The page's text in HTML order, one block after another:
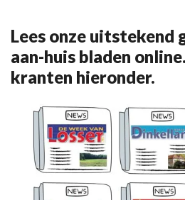
Lees onze uitstekend
aan-huis bladen
kranten hieronder.